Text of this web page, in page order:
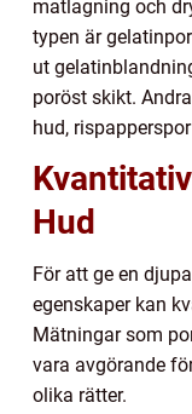
matlagning och
typen är
ut
poröst skikt.
hud,
Hud
För att ge en
egenskaper kan
Mätningar som
vara avgörande
olika rätter.